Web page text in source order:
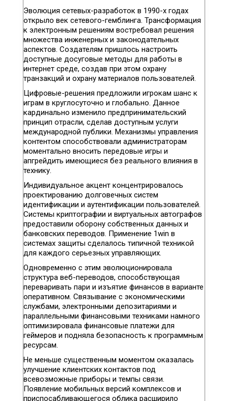
Эволюция сетевых-разработок в 1990-х годах
открыло век сетевого-гемблинга. Трансформация
к электронным решениям востребовал решения
множества инженерных и законодательных
аспектов. Создателям пришлось настроить
доступные досуговые методы для работы в
интернет среде, создав при этом охрану
транзакций и охрану материалов пользователей.
Цифровые-решения предложили игрокам шанс к
играм в круглосуточно и глобально. Данное
кардинально изменило предпринимательский
принцип отрасли, сделав доступным услуги
международной публики. Механизмы управления
контентом способствовали администраторам
моментально вносить передовые игры и
апгрейдить имеющиеся без реального влияния в
технику.
Индивидуальное акцент концентрировалось
проектированию долговечных систем
идентификации и аутентификации пользователей.
Системы криптографии и виртуальных автографов
предоставили оборону собственных данных и
банковских переводов. Применение 1win в
системах защиты сделалось типичной техникой
для каждого серьезных управляющих.
Одновременно с этим эволюционировала
структура веб-переводов, способствующая
переваривать пари и изъятие финансов в варианте
оперативном. Связывание с экономическими
службами, электронными депозитариями и
параллельными финансовыми техниками намного
оптимизировала финансовые платежи для
геймеров и подняла безопасность к программным
ресурсам.
Не меньше существенным моментом оказалась
улучшение клиентских контактов под
всевозможные приборы и темпы связи.
Появление мобильных версий комплексов и
приспосабливающегося облика расширило